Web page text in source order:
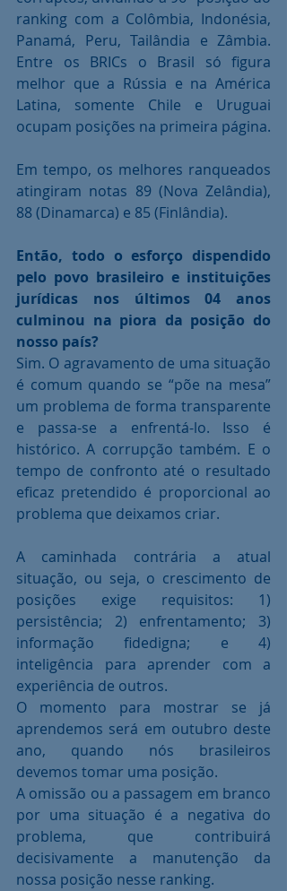
ranking com a Colômbia, Indonésia,
Panamá, Peru, Tailândia e Zâmbia.
Entre os BRICs o Brasil só figura
melhor que a Rússia e na América
Latina, somente Chile e Uruguai
ocupam posições na primeira página.
Em tempo, os melhores ranqueados
atingiram notas 89 (Nova Zelândia),
88 (Dinamarca) e 85 (Finlândia).
Então, todo o esforço dispendido
pelo povo brasileiro e instituições
jurídicas nos últimos 04 anos
culminou na piora da posição do
nosso país?
Sim. O agravamento de uma situação
é comum quando se “põe na mesa”
um problema de forma transparente
e passa-se a enfrentá-lo. Isso é
histórico. A corrupção também. E o
tempo de confronto até o resultado
eficaz pretendido é proporcional ao
problema que deixamos criar.
A caminhada contrária a atual
situação, ou seja, o crescimento de
posições exige requisitos: 1)
persistência; 2) enfrentamento; 3)
informação fidedigna; e 4)
inteligência para aprender com a
experiência de outros.
O momento para mostrar se já
aprendemos será em outubro deste
ano, quando nós brasileiros
devemos tomar uma posição.
A omissão ou a passagem em branco
por uma situação é a negativa do
problema, que contribuirá
decisivamente a manutenção da
nossa posição nesse ranking.